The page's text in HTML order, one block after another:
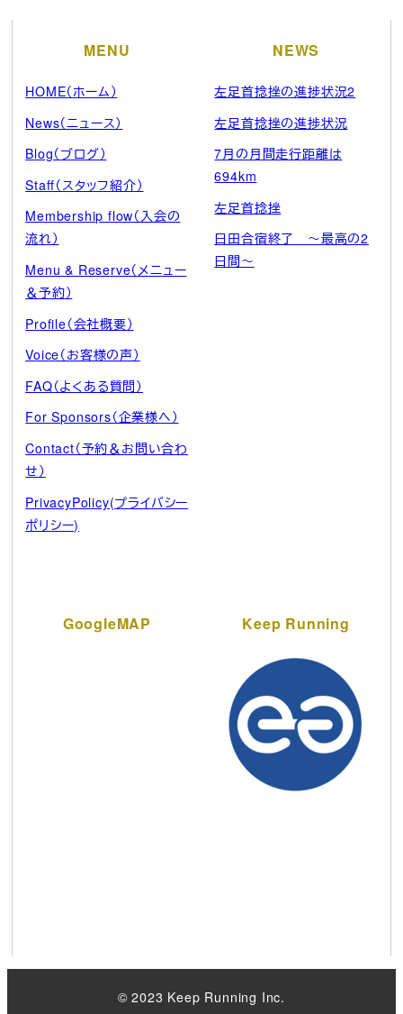
MENU
HOME（ホーム）
News（ニュース）
Blog（ブログ）
Staff（スタッフ紹介）
Membership flow（入会の
流れ）
Menu & Reserve（メニュー
＆予約）
Profile（会社概要）
Voice（お客様の声）
FAQ（よくある質問）
For Sponsors（企業様へ）
Contact（予約＆お問い合わ
せ）
PrivacyPolicy(プライバシー
ポリシー)
NEWS
左足首捻挫の進捗状況2
左足首捻挫の進捗状況
7月の月間走行距離は
694km
左足首捻挫
日田合宿終了 ～最高の2
日間～
GoogleMAP Keep Running
© 2023 Keep Running Inc.